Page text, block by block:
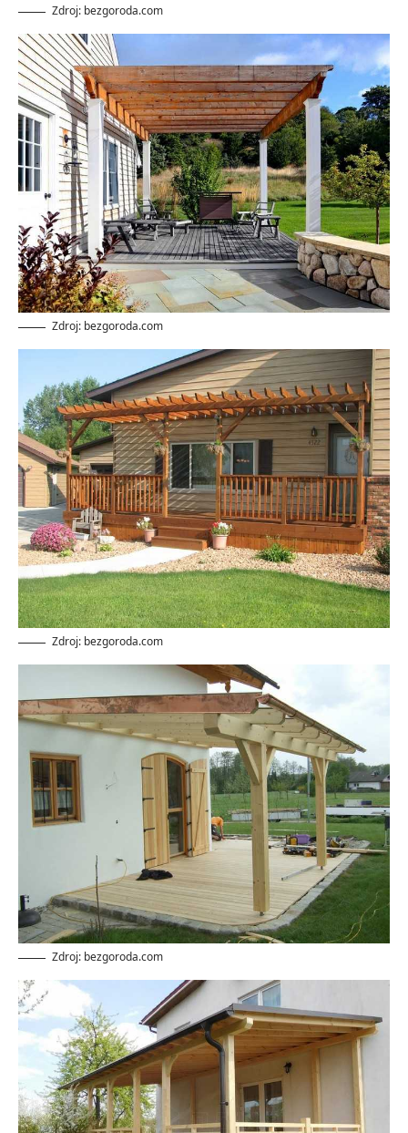
Zdroj: bezgoroda.com
Zdroj: bezgoroda.com
Zdroj: bezgoroda.com
Zdroj: bezgoroda.com